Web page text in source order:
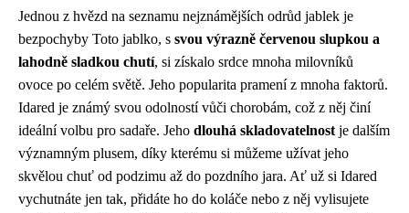
Jednou z hvězd na seznamu nejznámějších odrůd jablek je
bezpochyby Toto jablko, s svou výrazně červenou slupkou a
lahodně sladkou chutí, si získalo srdce mnoha milovníků
ovoce po celém světě. Jeho popularita pramení z mnoha faktorů.
Idared je známý svou odolností vůči chorobám, což z něj činí
ideální volbu pro sadaře. Jeho dlouhá skladovatelnost je dalším
významným plusem, díky kterému si můžeme užívat jeho
skvělou chuť od podzimu až do pozdního jara. Ať už si Idared
vychutnáte jen tak, přidáte ho do koláče nebo z něj vylisujete